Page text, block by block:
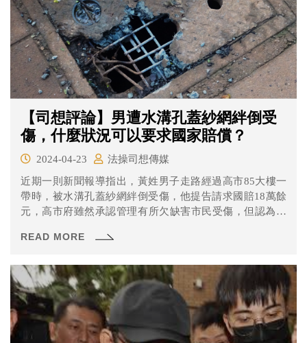
【司想評論】男遭水溝孔蓋紗網絆倒受
傷，什麼狀況可以要求國家賠償？
2024-04-23
法操司想傳媒
近期一則新聞報導指出，黃姓男子走路經過高市85大樓一
帶時，被水溝孔蓋紗網絆倒受傷，他提告請求國賠18萬餘
元，高市府雖然承認管理有所欠缺害市民受傷，但認為砂
但法官發現，紗網破損處遭塵土覆蓋，肉眼難以發現，不
READ MORE